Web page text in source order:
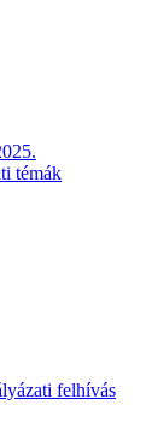
témák
felhívás